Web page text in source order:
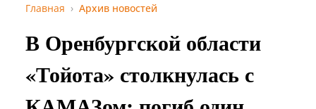
Главная Архив новостей
В Оренбургской области
«Тойота» столкнулась с